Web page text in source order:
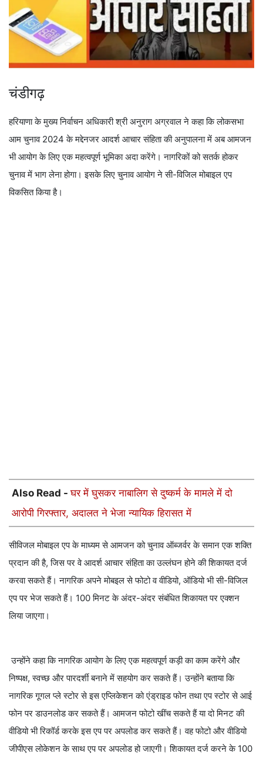
चंडीगढ़
हरियाणा के मुख्य निर्वाचन अधिकारी श्री अनुराग अग्रवाल ने कहा कि लोकसभा
आम चुनाव 2024 के मद्देनजर आदर्श आचार संहिता की अनुपालना में अब आमजन
भी आयोग के लिए एक महत्वपूर्ण भूमिका अदा करेंगे। नागरिकों को सतर्क होकर
चुनाव में भाग लेना होगा। इसके लिए चुनाव आयोग ने सी-विजिल मोबाइल एप
विकसित किया है।
Also Read -घर में घुसकर नाबालिग से दुष्कर्म के मामले में दो
आरोपी गिरफ्तार, अदालत ने भेजा न्यायिक हिरासत में
सीविजल मोबाइल एप के माध्यम से आमजन को चुनाव ऑब्जर्वर के समान एक शक्ति
प्रदान की है, जिस पर वे आदर्श आचार संहिता का उल्लंघन होने की शिकायत दर्ज
करवा सकते हैं। नागरिक अपने मोबइल से फोटो व वीडियो, ऑडियो भी सी-विजिल
एप पर भेज सकते हैं। 100 मिनट के अंदर-अंदर संबंधित शिकायत पर एक्शन
लिया जाएगा।
उन्होंने कहा कि नागरिक आयोग के लिए एक महत्वपूर्ण कड़ी का काम करेंगे और
निष्पक्ष, स्वच्छ और पारदर्शी बनाने में सहयोग कर सकते हैं। उन्होंने बताया कि
नागरिक गूगल प्ले स्टोर से इस एप्लिकेशन को एंड्राइड फोन तथा एप स्टोर से आई
फोन पर डाउनलोड कर सकते हैं। आमजन फोटो खींच सकते हैं या दो मिनट की
वीडियो भी रिकॉर्ड करके इस एप पर अपलोड कर सकते हैं। वह फोटो और वीडियो
जीपीएस लोकेशन के साथ एप पर अपलोड हो जाएगी। शिकायत दर्ज करने के 100